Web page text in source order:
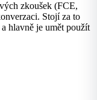
zkoušek (FCE,
Stojí za to
hlavně je umět použít